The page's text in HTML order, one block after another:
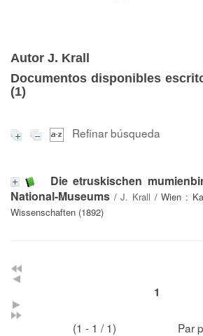
Autor J. Krall
Documentos disponibles
(1)
Refinar búsqueda
Die etruskischen
National-Museums /J. Krall / Wien :
Wissenschaften (1892)
1
(1 - 1 / 1) Par